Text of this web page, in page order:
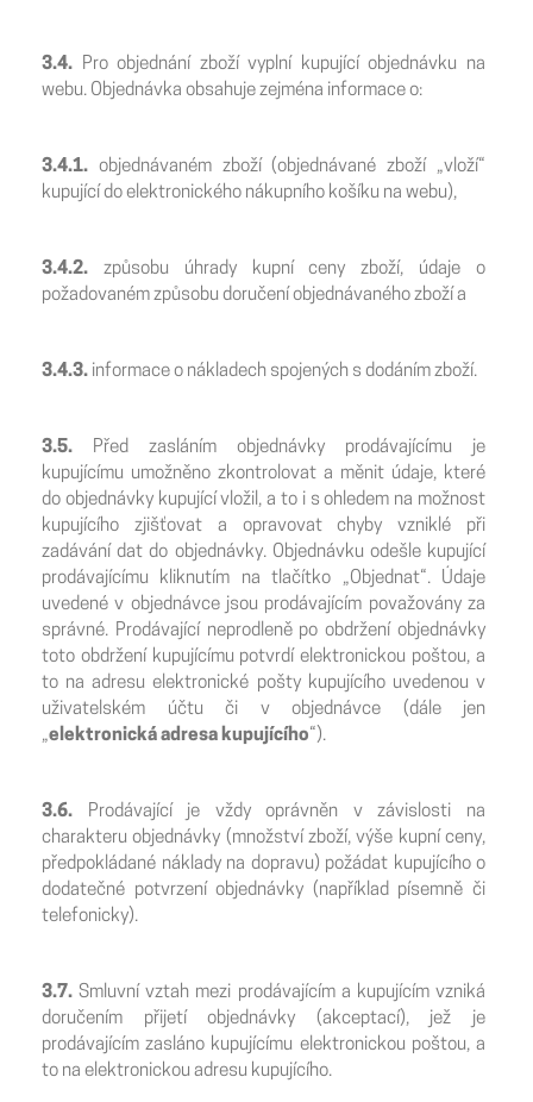
3.4.
Pro objednání zboží vyplní kupující objednávku na
webu. Objednávka obsahuje zejména informace o:
3.4.1. objednávaném zboží (objednávané zboží „vloží“
kupující do elektronického nákupního košíku na webu),
3.4.2. způsobu úhrady kupní ceny zboží, údaje o
požadovaném způsobu doručení objednávaného zboží a
3.4.3. informace o nákladech spojených s dodáním zboží.
3.5.
Před zasláním objednávky prodávajícímu je
kupujícímu umožněno zkontrolovat a měnit údaje, které
do objednávky kupující vložil, a to i s ohledem na možnost
kupujícího zjišťovat a opravovat chyby vzniklé při
zadávání dat do objednávky. Objednávku odešle kupující
prodávajícímu kliknutím na tlačítko „Objednat“. Údaje
uvedené v objednávce jsou prodávajícím považovány za
správné. Prodávající neprodleně po obdržení objednávky
toto obdržení kupujícímu potvrdí elektronickou poštou, a
to na adresu elektronické pošty kupujícího uvedenou v
uživatelském účtu či v objednávce (dále jen
„elektronická adresa kupujícího“).
3.6.
Prodávající je vždy oprávněn v závislosti na
charakteru objednávky (množství zboží, výše kupní ceny,
předpokládané náklady na dopravu) požádat kupujícího o
dodatečné potvrzení objednávky (například písemně či
telefonicky).
3.7.Smluvní vztah mezi prodávajícím a kupujícím vzniká
doručením přijetí objednávky (akceptací), jež je
prodávajícím zasláno kupujícímu elektronickou poštou, a
to na elektronickou adresu kupujícího.